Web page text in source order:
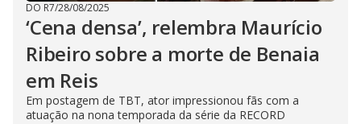
DO R7/28/08/2025
‘Cena densa’, relembra Maurício
Ribeiro sobre a morte de Benaia
em Reis
Em postagem de TBT, ator impressionou fãs com a
atuação na nona temporada da série da RECORD